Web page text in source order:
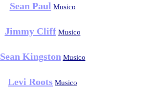
Sean Paul Musico
Jimmy Cliff Musico
Sean Kingston Musico
Levi Roots Musico